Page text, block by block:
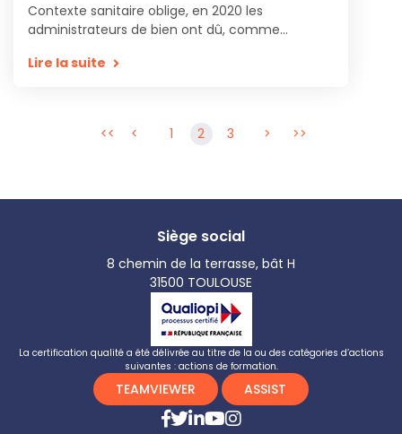
Contexte sanitaire oblige, en 2020 les
administrateurs de bien ont dû, comme...
Lire la suite
<< < 1 2 3 > >>
Siège social
8 chemin de la terrasse, bât H
31500 TOULOUSE
La certification qualité a été délivrée au titre de la ou des catégories d’actions
suivantes : actions de formation.
TEAMVIEWER ASSIST